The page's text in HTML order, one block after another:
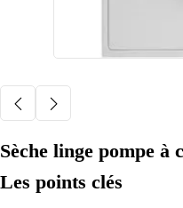
Sèche linge pompe
Les points clés